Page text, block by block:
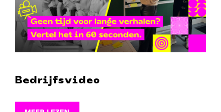
Bedrijfsvideo